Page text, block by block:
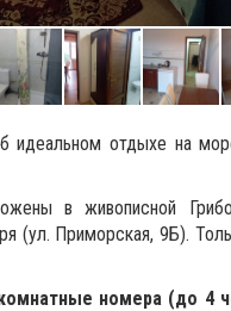
идеальном отдыхе на
в живописной
(ул. Приморская, 9Б).
номера (до 4